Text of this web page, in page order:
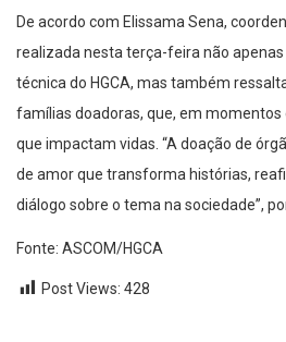
De acordo com Elissama Sena,
realizada nesta terça-feira não
técnica do HGCA, mas também
famílias doadoras, que, em momentos
que impactam vidas. “A doação de
de amor que transforma histórias,
diálogo sobre o tema na sociedade”,
Fonte: ASCOM/HGCA
Post Views: 428